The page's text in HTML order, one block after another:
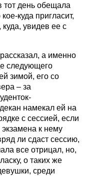
тот день обещала
куда пригласит,
увидев ее с
а именно
следующего
зимой, его со
– за
намекал ей на
с сессией, если
экзамена к нему
ли сдаст сессию,
все отрицал, но,
о таких же
среди